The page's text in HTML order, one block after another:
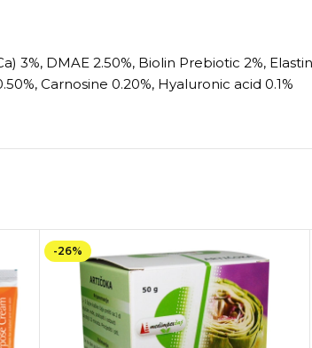
3%, DMAE 2.50%, Biolin Prebiotic 2%,
Carnosine 0.20%, Hyaluronic acid 0.1%
-26%